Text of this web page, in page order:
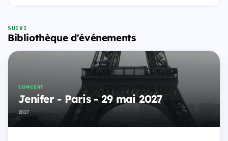
SUIVI
Bibliothèque d'événements
CONCERT
Jenifer - Paris - 29 mai 2027
2027